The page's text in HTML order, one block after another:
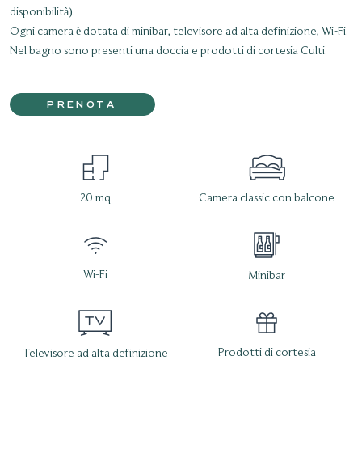
disponibilità).
Ogni camera è dotata di minibar, televisore ad alta definizione, Wi-Fi.
Nel bagno sono presenti una doccia e prodotti di cortesia Culti.
PRENOTA
20 mq Camera classic con balcone
Wi-Fi Minibar
Televisore ad alta definizione Prodotti di cortesia